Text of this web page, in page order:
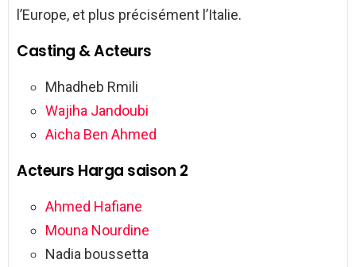
l’Europe, et plus précisément l’Italie.
Casting & Acteurs
Mhadheb Rmili
Wajiha Jandoubi
Aicha Ben Ahmed
Acteurs Harga saison 2
Ahmed Hafiane
Mouna Nourdine
Nadia boussetta